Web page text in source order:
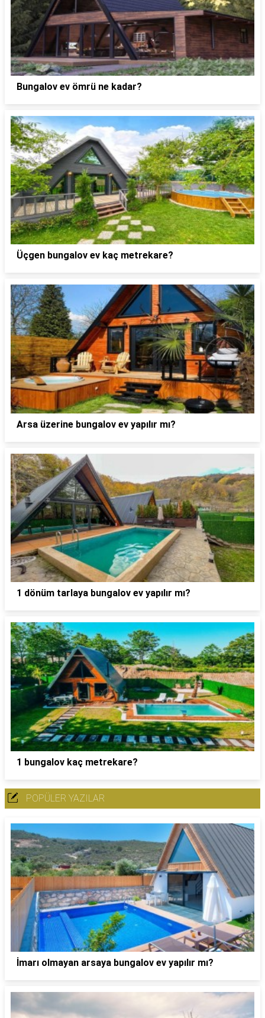
Bungalov ev ömrü ne kadar?
Üçgen bungalov ev kaç metrekare?
Arsa üzerine bungalov ev yapılır mı?
1 dönüm tarlaya bungalov ev yapılır mı?
1 bungalov kaç metrekare?
POPÜLER YAZILAR
İmarı olmayan arsaya bungalov ev yapılır mı?